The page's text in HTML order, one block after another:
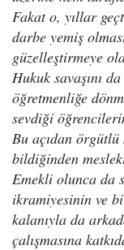
Fakat o, yıllar
darbe yemiş
güzelleştirmeye
Hukuk savaşını
öğretmenliğe
sevdiği
Bu açıdan
bildiğinden
Emekli olunca da
ikramiyesinin ve
kalanıyla da
çalışmasına